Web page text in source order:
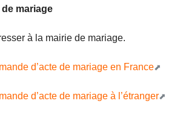
mariage
à la mairie de mariage.
d’acte de mariage en France
d’acte de mariage à l’étranger